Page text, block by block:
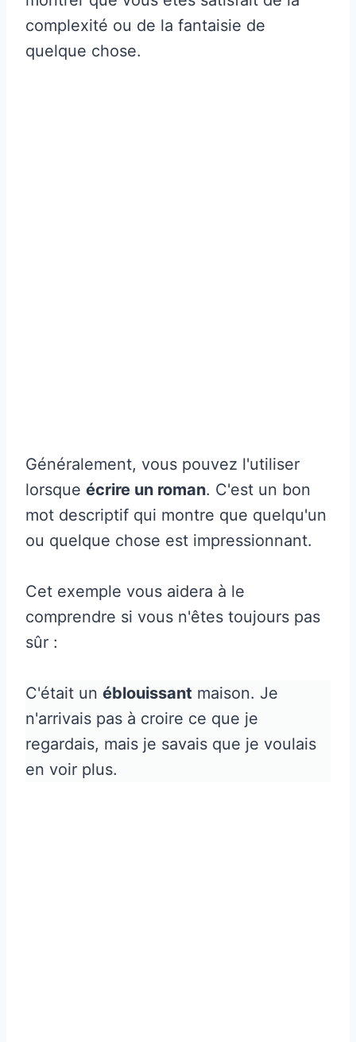
complexité ou de la fantaisie de
quelque chose.
Généralement, vous pouvez l'utiliser
lorsque écrire un roman. C'est un bon
mot descriptif qui montre que quelqu'un
ou quelque chose est impressionnant.
Cet exemple vous aidera à le
comprendre si vous n'êtes toujours pas
sûr :
C'était un éblouissant maison. Je
n'arrivais pas à croire ce que je
regardais, mais je savais que je voulais
en voir plus.